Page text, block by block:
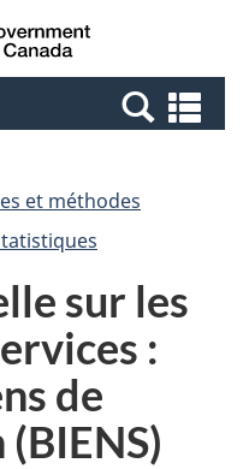
Canada
et
et méthodes
sur les
:
de